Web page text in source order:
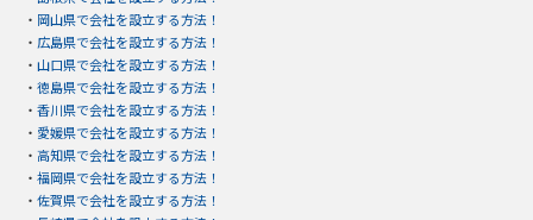
・ 岡山県で会社を設立する方法！
・ 広島県で会社を設立する方法！
・ 山口県で会社を設立する方法！
・ 徳島県で会社を設立する方法！
・ 香川県で会社を設立する方法！
・ 愛媛県で会社を設立する方法！
・ 高知県で会社を設立する方法！
・ 福岡県で会社を設立する方法！
・ 佐賀県で会社を設立する方法！